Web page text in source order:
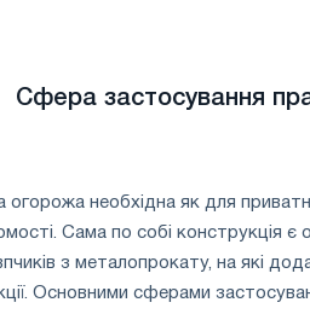
Сфера застосування
огорожа необхідна як для
Сама по собі конструкція
з металопрокату, на які
Основними сферами